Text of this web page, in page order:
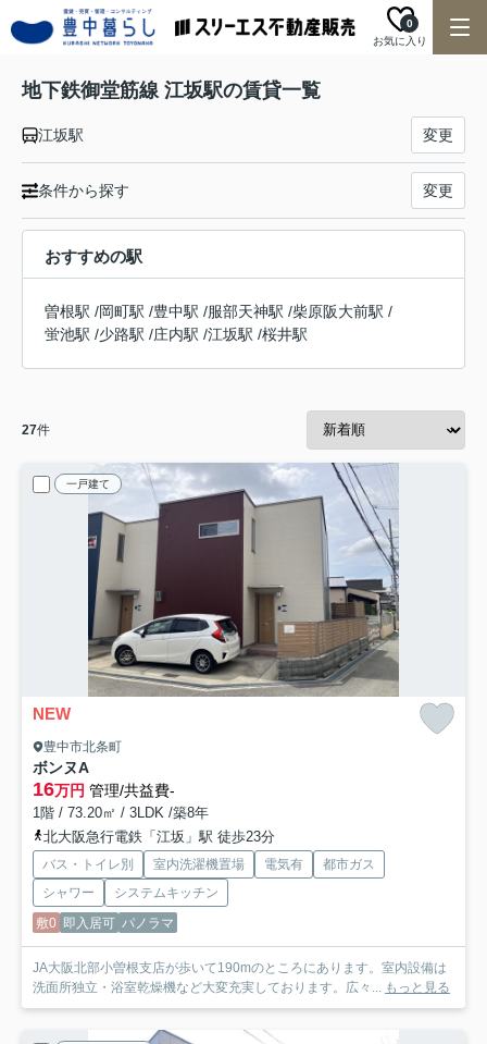
お気に入り
0
地下鉄御堂筋線 江坂駅の賃貸一覧
江坂駅 変更
条件から探す 変更
おすすめの駅
曽根駅 /岡町駅 /豊中駅 /服部天神駅 /柴原阪大前駅 /
蛍池駅 /少路駅 /庄内駅 /江坂駅 /桜井駅
27件
一戸建て
NEW
豊中市北条町
ボンヌA
16万円 管理/共益費-
1階 / 73.20㎡ / 3LDK /築8年
北大阪急行電鉄「江坂」駅 徒歩23分
バス・トイレ別 室内洗濯機置場 電気有
都市ガス
シャワー
システムキッチン
敷0 即入居可 パノラマ
JA大阪北部小曽根支店が歩いて190mのところにあります。室内設備は
洗面所独立・浴室乾燥機など大変充実しております。広々... もっと見る